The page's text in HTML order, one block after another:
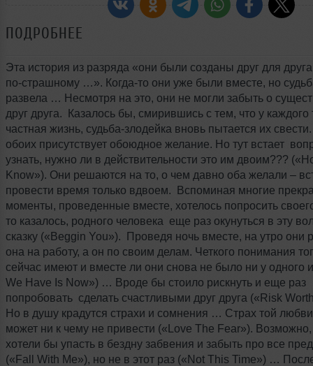
ПОДРОБНЕЕ
Эта история из разряда «они были созданы друг для
по-страшному …». Когда-то они уже были вместе, но
развела … Несмотря на это, они не могли забыть о
друг друга. Казалось бы, смирившись с тем, что у каждого
частная жизнь, судьба-злодейка вновь пытается их
обоих присутствует обоюдное желание. Но тут встает
узнать, нужно ли в действительности это им двоим???
Know»). Они решаются на то, о чем давно оба желали –
провести время только вдвоем. Вспоминая многие
моменты, проведенные вместе, хотелось попросить
то казалось, родного человека еще раз окунуться в эту
сказку («Beggin You»). Проведя ночь вместе, на утро они
она на работу, а он по своим делам. Четкого понимания
сейчас имеют и вместе ли они снова не было ни у одного
We Have Is Now») … Вроде бы стоило рискнуть и еще раз
попробовать сделать счастливыми друг друга («Risk
Но в душу крадутся страхи и сомнения … Страх той
может ни к чему не привести («Love The Fear»).
хотели бы упасть в бездну забвения и забыть про все
(«Fall With Me»), но не в этот раз («Not This Time») …